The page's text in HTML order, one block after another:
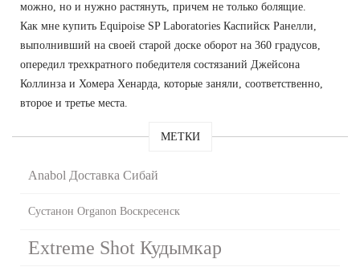
можно, но и нужно растянуть, причем не только болящие.
Как мне купить Equipoise SP Laboratories Каспийск Ранелли,
выполнивший на своей старой доске оборот на 360 градусов,
опередил трехкратного победителя состязаний Джейсона
Коллинза и Хомера Хенарда, которые заняли, соответственно,
второе и третье места.
МЕТКИ
Anabol Доставка Сибай
Сустанон Organon Воскресенск
Extreme Shot Кудымкар